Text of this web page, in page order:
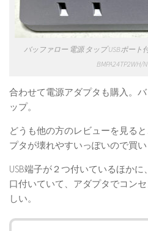
バッファロー 電源 タップ USBポート
BMPA24TP2WH/
合わせて電源アダプタも購入。
ップ。
どうも他の方のレビューを見る
プタが壊れやすいっぽいので買い
USB端子が２つ付いているほか
口付いていて、アダプタでコン
しい。